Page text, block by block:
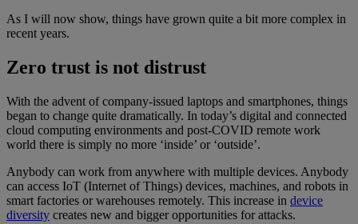
As I will now show, things have grown quite a bit more complex in
recent years.
Zero trust is not distrust
With the advent of company-issued laptops and smartphones, things
began to change quite dramatically. In today’s digital and connected
cloud computing environments and post-COVID remote work
world there is simply no more ‘inside’ or ‘outside’.
Anybody can work from anywhere with multiple devices. Anybody
can access IoT (Internet of Things) devices, machines, and robots in
smart factories or warehouses remotely. This increase in device
diversity creates new and bigger opportunities for attacks.